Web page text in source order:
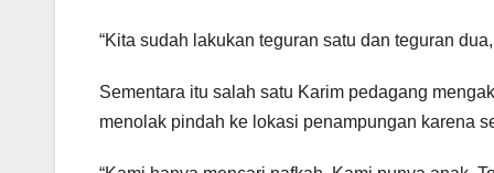
“Kita sudah lakukan teguran satu dan teguran
Sementara itu salah satu Karim pedagang
menolak pindah ke lokasi penampungan karena